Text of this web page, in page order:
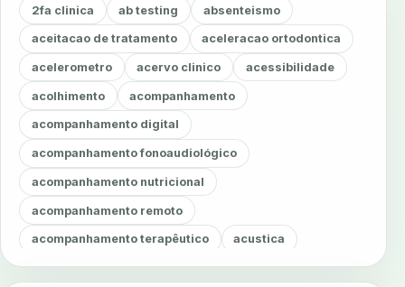
2fa clinica ab testing absenteismo
aceitacao de tratamento aceleracao ortodontica
acelerometro acervo clinico acessibilidade
acolhimento acompanhamento
acompanhamento digital
acompanhamento fonoaudiológico
acompanhamento nutricional
acompanhamento remoto
acompanhamento terapêutico acustica
acustica clinica adesao adesao ao tratamento